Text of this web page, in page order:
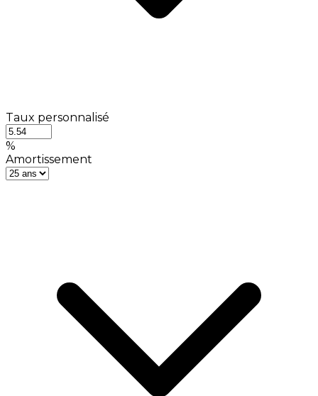
Taux personnalisé
%
Amortissement